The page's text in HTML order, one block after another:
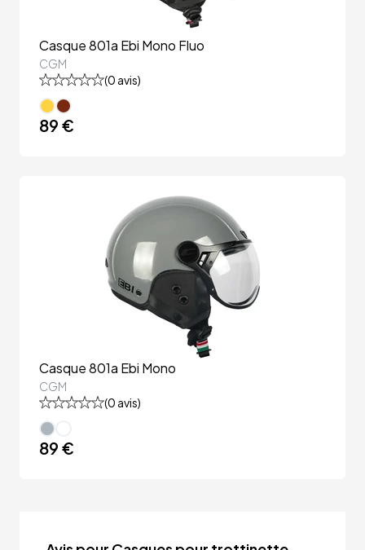
Casque 801a Ebi Mono Fluo
CGM
(0 avis)
89 €
Casque 801a Ebi Mono
CGM
(0 avis)
89 €